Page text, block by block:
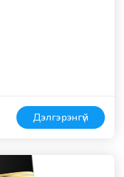
Дэлгэрэнгүй